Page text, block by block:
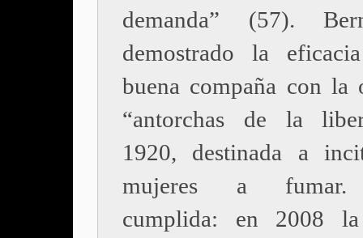
demanda” (57).
demostrado la
buena compaña con la
“antorchas de la
1920, destinada a
mujeres a fumar.
cumplida: en 2008